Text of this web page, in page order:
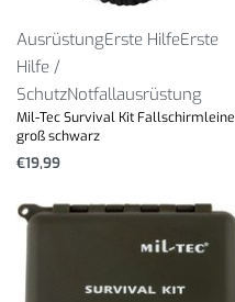
AusrüstungErste HilfeErste
Hilfe /
SchutzNotfallausrüstung
Mil-Tec Survival Kit Fallschirmleine
groß schwarz
€19,99